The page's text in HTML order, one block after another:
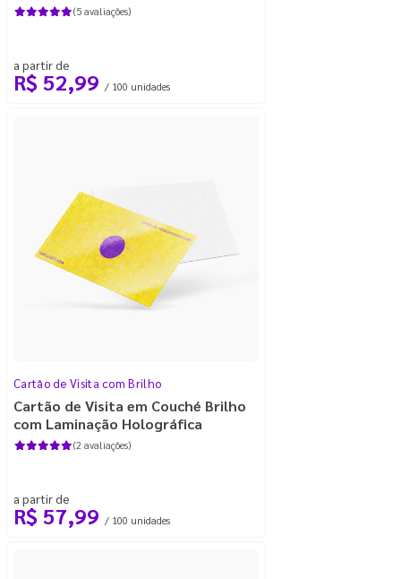
(5 avaliações)
a partir de
R$ 52,99 / 100 unidades
Cartão de Visita com Brilho
Cartão de Visita em Couché Brilho
com Laminação Holográfica
(2 avaliações)
a partir de
R$ 57,99 / 100 unidades